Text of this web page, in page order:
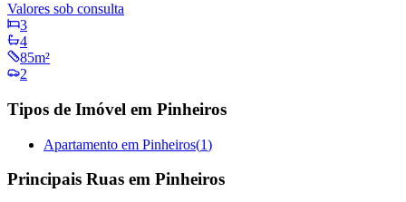
Valores sob consulta
3
4
85m²
2
Tipos de Imóvel em Pinheiros
Apartamento em Pinheiros(1)
Principais Ruas em Pinheiros